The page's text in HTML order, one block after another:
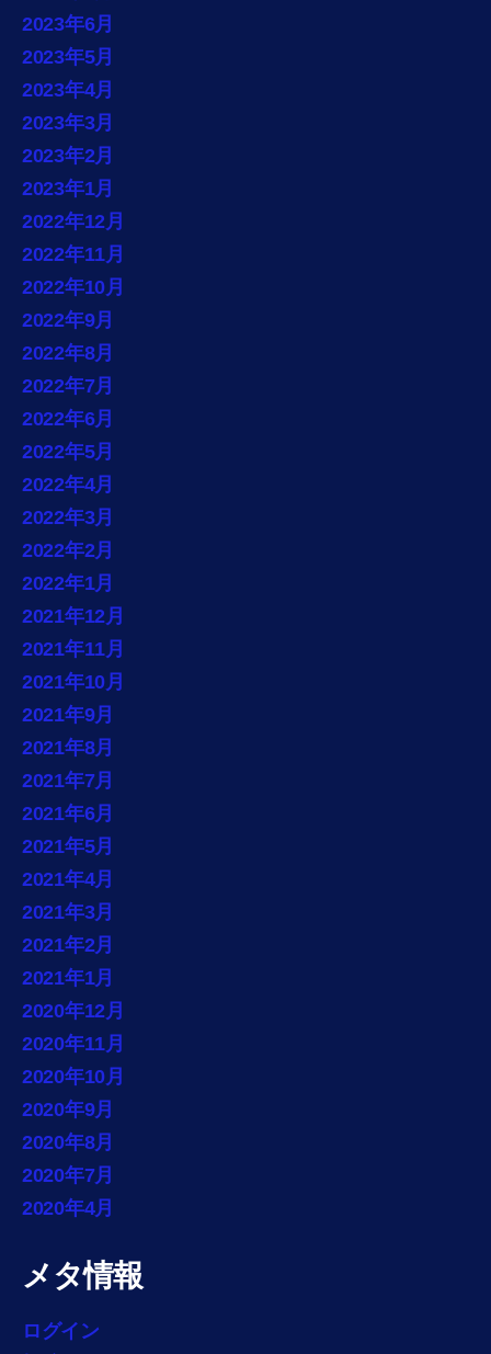
2023年6月
2023年5月
2023年4月
2023年3月
2023年2月
2023年1月
2022年12月
2022年11月
2022年10月
2022年9月
2022年8月
2022年7月
2022年6月
2022年5月
2022年4月
2022年3月
2022年2月
2022年1月
2021年12月
2021年11月
2021年10月
2021年9月
2021年8月
2021年7月
2021年6月
2021年5月
2021年4月
2021年3月
2021年2月
2021年1月
2020年12月
2020年11月
2020年10月
2020年9月
2020年8月
2020年7月
2020年4月
メタ情報
ログイン